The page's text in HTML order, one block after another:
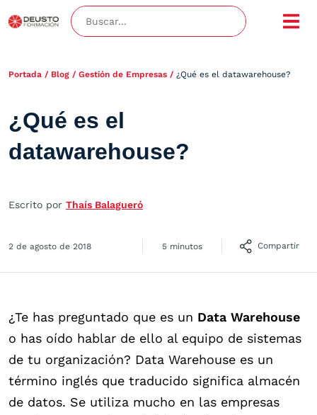
Portada / Blog / Gestión de Empresas / ¿Qué es el datawarehouse?
¿Qué es el
datawarehouse?
Escrito por Thaís Balagueró
2 de agosto de 2018 5 minutos Compartir
¿Te has preguntado que es un Data Warehouse
o has oído hablar de ello al equipo de sistemas
de tu organización? Data Warehouse es un
término inglés que traducido significa almacén
de datos. Se utiliza mucho en las empresas